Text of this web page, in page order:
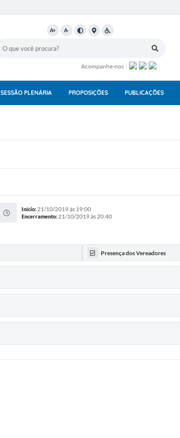
A+ A-
Acompanhe-nos
SESSÃO PLENÁRIA PROPOSIÇÕES PUBLICAÇÕES
Início:21/10/2019 às 19:00
Encerramento:21/10/2019 às 20:40
Presença dos Vereadores